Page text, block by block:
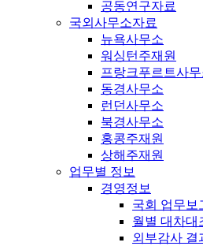
공동연구자료
국외사무소자료
뉴욕사무소
워싱턴주재원
프랑크푸르트사
동경사무소
런던사무소
북경사무소
홍콩주재원
상해주재원
업무별 정보
경영정보
국회 업무보
월별 대차대
외부감사 결